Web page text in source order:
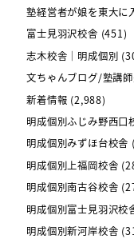
塾経営者が娘を東大に
富士見羽沢校舎 (451)
志木校舎｜明成個別
文ちゃんブログ/塾講
新着情報 (2,988)
明成個別ふじみ野西口
明成個別みずほ台校舎
明成個別上福岡校舎
明成個別南古谷校舎
明成個別富士見羽沢校
明成個別新河岸校舎